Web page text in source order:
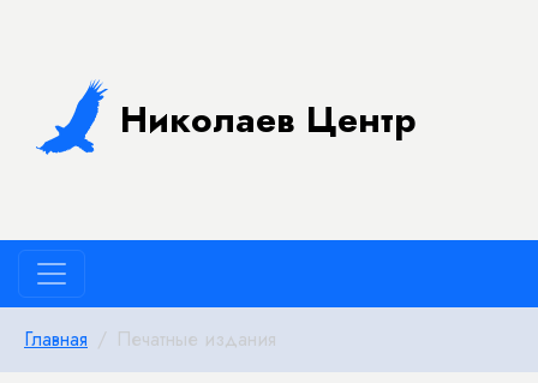
Николаев Центр
Главная Печатные издания